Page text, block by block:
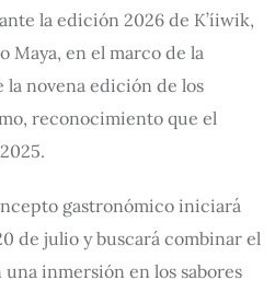
la edición 2026 de K’íiwik,
Maya, en el marco de la
novena edición de los
reconocimiento que el
gastronómico iniciará
de julio y buscará combinar el
inmersión en los sabores